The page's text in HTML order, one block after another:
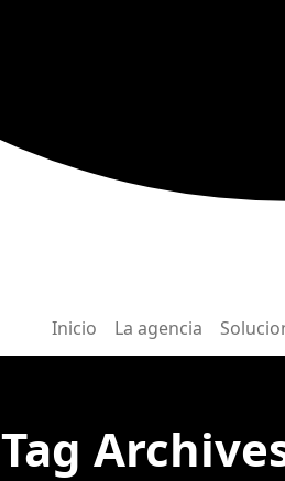
Inicio La agencia
Tag